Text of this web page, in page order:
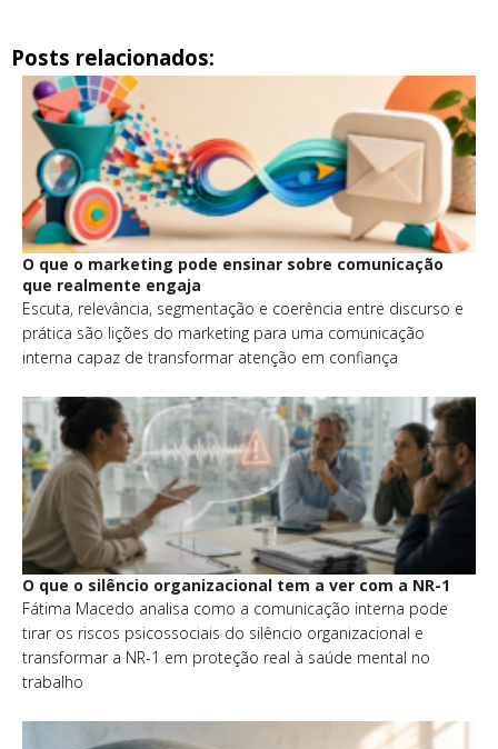
Posts relacionados:
O que o marketing pode ensinar sobre comunicação
que realmente engaja
Escuta, relevância, segmentação e coerência entre discurso e
prática são lições do marketing para uma comunicação
interna capaz de transformar atenção em confiança
O que o silêncio organizacional tem a ver com a NR-1
Fátima Macedo analisa como a comunicação interna pode
tirar os riscos psicossociais do silêncio organizacional e
transformar a NR-1 em proteção real à saúde mental no
trabalho